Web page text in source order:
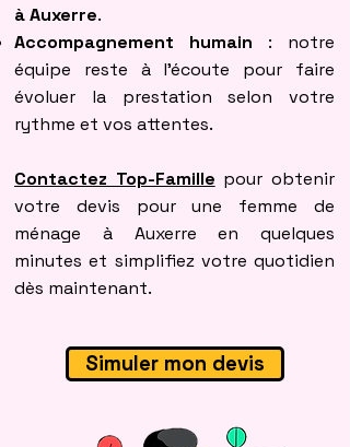
à Auxerre.
Accompagnement humain : notre
équipe reste à l’écoute pour faire
évoluer la prestation selon votre
rythme et vos attentes.
Contactez Top-Famille pour obtenir
votre devis pour une femme de
ménage à Auxerre en quelques
minutes et simplifiez votre quotidien
dès maintenant.
Simuler mon devis